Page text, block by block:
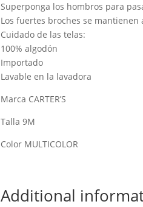
Superponga los hombros para
Los fuertes broches se mantienen
Cuidado de las telas:
100% algodón
Importado
Lavable en la lavadora
Marca CARTER’S
Talla 9M
Color MULTICOLOR
Additional